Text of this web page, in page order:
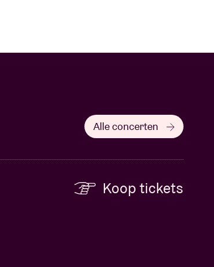
Alle concerten
Koop tickets